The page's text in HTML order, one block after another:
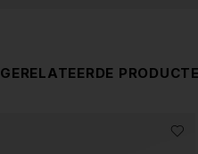
GERELATEERDE